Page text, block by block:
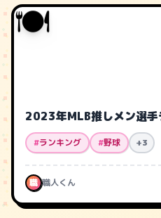
🍽️
2023年MLB推しメン選手
#ランキング #野球 +3
職 職人くん